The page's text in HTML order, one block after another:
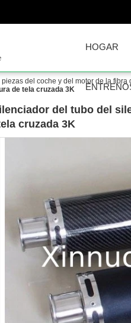
HOGAR
piezas del coche y del motor de la fibra
de tela cruzada 3K
del tubo del
cruzada 3K